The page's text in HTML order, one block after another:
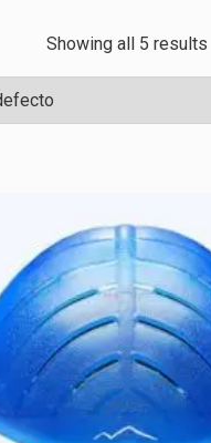
Showing all 5 results